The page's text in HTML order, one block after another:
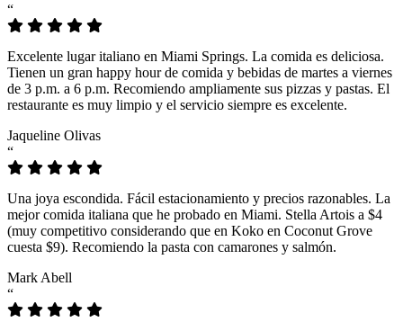
“
Excelente lugar italiano en Miami Springs. La comida es deliciosa.
Tienen un gran happy hour de comida y bebidas de martes a viernes
de 3 p.m. a 6 p.m. Recomiendo ampliamente sus pizzas y pastas. El
restaurante es muy limpio y el servicio siempre es excelente.
Jaqueline Olivas
“
Una joya escondida. Fácil estacionamiento y precios razonables. La
mejor comida italiana que he probado en Miami. Stella Artois a $4
(muy competitivo considerando que en Koko en Coconut Grove
cuesta $9). Recomiendo la pasta con camarones y salmón.
Mark Abell
“